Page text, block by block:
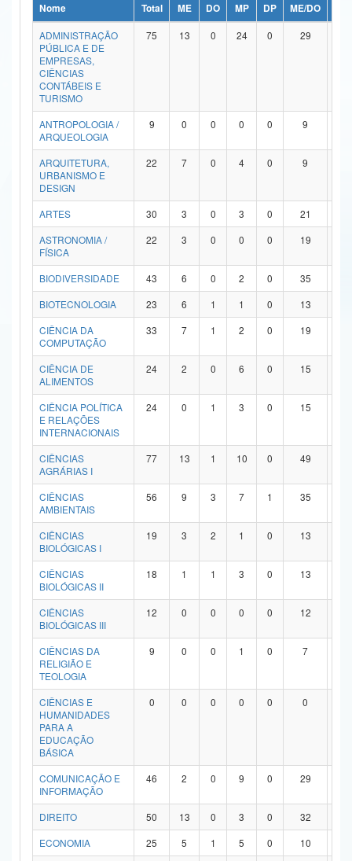
Ministério da Ciência, Tecnologia, Inovações e Comunicações
Ministério do Meio Ambiente
Ministério do Turismo
Ministério do Desenvolvimento Regional
Controladoria-Geral da União
Ministério da Mulher, da Família e dos Direitos Humanos
Secretaria de Governo
Advocacia-Geral da União
Banco Central do Brasil
Nome Total ME DO MP DP ME/DO
ADMINISTRAÇÃO
PÚBLICA E DE
EMPRESAS,
CIÊNCIAS
CONTÁBEIS E
TURISMO
75 13 0 24 0 29
ANTROPOLOGIA /
ARQUEOLOGIA
9 0 0 0 0 9
ARQUITETURA,
URBANISMO E
DESIGN
22 7 0 4 0 9
ARTES 30 3 0 3 0 21
ASTRONOMIA /
FÍSICA
22 3 0 0 0 19
BIODIVERSIDADE 43 6 0 2 0 35
BIOTECNOLOGIA
23 6 1 1 0 13
CIÊNCIA DA
COMPUTAÇÃO
33 7 1 2 0 19
CIÊNCIA DE
ALIMENTOS
24 2 0 6 0 15
CIÊNCIA POLÍTICA
E RELAÇÕES
INTERNACIONAIS
24 0 1 3 0 15
CIÊNCIAS
AGRÁRIAS I
77 13 1 10 0 49
CIÊNCIAS
AMBIENTAIS
56 9 3 7 1 35
CIÊNCIAS
BIOLÓGICAS I
19 3 2 1 0 13
CIÊNCIAS
BIOLÓGICAS II
18 1 1 3 0 13
CIÊNCIAS
BIOLÓGICAS III
12 0 0 0 0 12
CIÊNCIAS DA
RELIGIÃO E
TEOLOGIA
9 0 0 1 0 7
CIÊNCIAS E
HUMANIDADES
PARA A
EDUCAÇÃO
BÁSICA
0 0 0 0 0 0
COMUNICAÇÃO E
INFORMAÇÃO
46 2 0 9 0 29
DIREITO 50 13 0 3 0 32
ECONOMIA
25 5 1 5 0 10